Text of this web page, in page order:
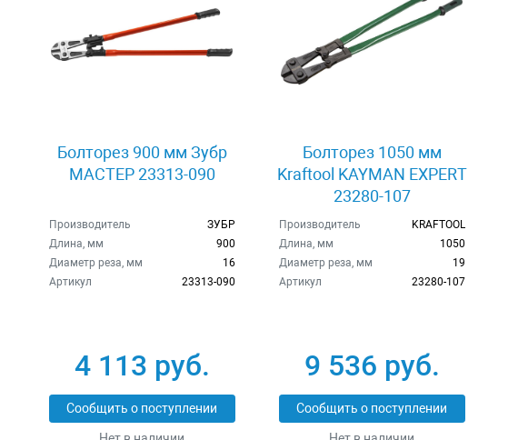
Болторез 900 мм Зубр
МАСТЕР 23313-090
Производитель
ЗУБР
Длина, мм
900
Диаметр реза, мм
16
Артикул
23313-090
4 113 руб.
Сообщить о поступлении
Болторез 1050 мм
Kraftool KAYMAN EXPERT
23280-107
Производитель
KRAFTOOL
Длина, мм
1050
Диаметр реза, мм
19
Артикул
23280-107
9 536 руб.
Сообщить о поступлении